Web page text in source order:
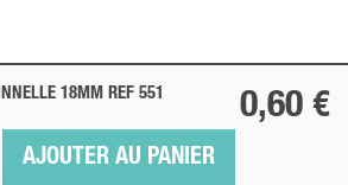
18MM REF 551 0,60 €
AJOUTER AU PANIER